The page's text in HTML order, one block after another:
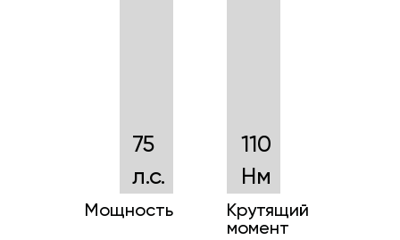
75
л.с.
Мощность
110
Нм
Крутящий
момент